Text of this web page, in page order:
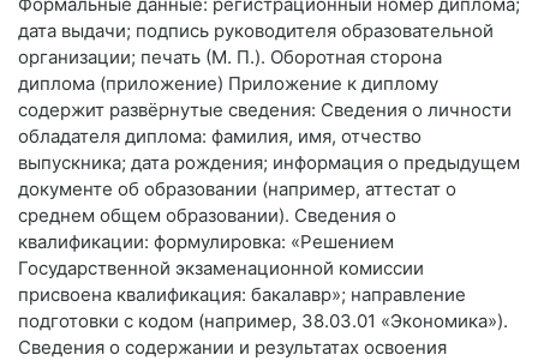
дата выдачи; подпись руководителя образовательной
организации; печать (М. П.). Оборотная сторона
диплома (приложение) Приложение к диплому
содержит развёрнутые сведения: Сведения о личности
обладателя диплома: фамилия, имя, отчество
выпускника; дата рождения; информация о предыдущем
документе об образовании (например, аттестат о
среднем общем образовании). Сведения о
квалификации: формулировка: «Решением
Государственной экзаменационной комиссии
присвоена квалификация: бакалавр»; направление
подготовки с кодом (например, 38.03.01 «Экономика»).
Сведения о содержании и результатах освоения